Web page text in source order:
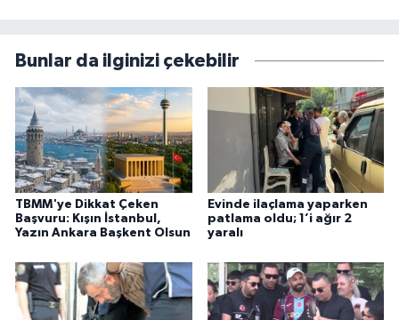
Bunlar da ilginizi çekebilir
TBMM'ye Dikkat Çeken
Başvuru: Kışın İstanbul,
Yazın Ankara Başkent Olsun
Evinde ilaçlama yaparken
patlama oldu; 1’i ağır 2
yaralı